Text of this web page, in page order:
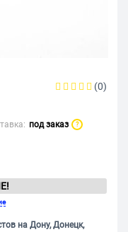
(0)
под заказ ?
на Дону, Донецк,